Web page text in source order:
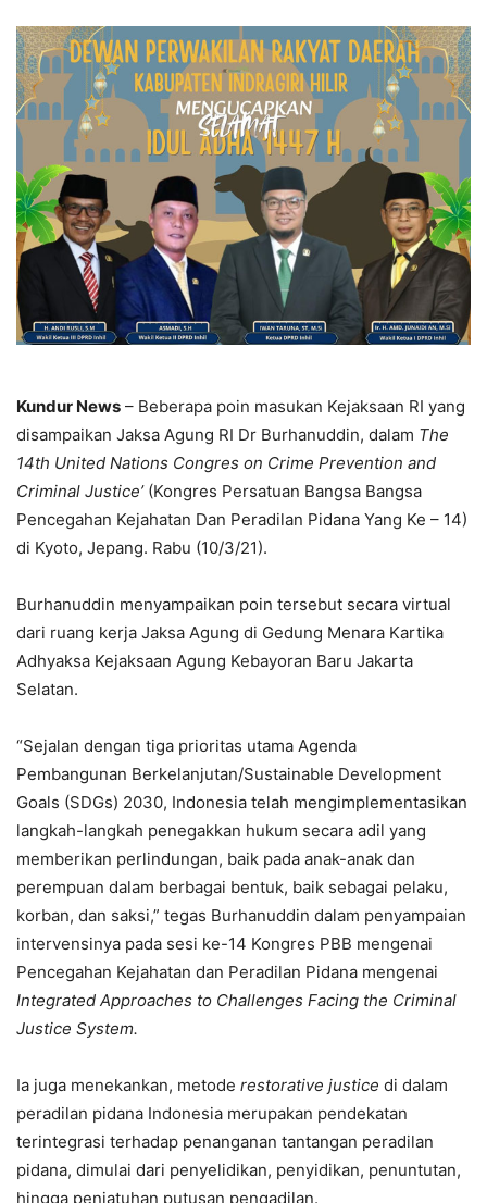
Kundur News – Beberapa poin masukan Kejaksaan RI yang
disampaikan Jaksa Agung RI Dr Burhanuddin, dalam The
14th United Nations Congres on Crime Prevention and
Criminal Justice’(Kongres Persatuan Bangsa Bangsa
Pencegahan Kejahatan Dan Peradilan Pidana Yang Ke – 14)
di Kyoto, Jepang. Rabu (10/3/21).
Burhanuddin menyampaikan poin tersebut secara virtual
dari ruang kerja Jaksa Agung di Gedung Menara Kartika
Adhyaksa Kejaksaan Agung Kebayoran Baru Jakarta
Selatan.
“Sejalan dengan tiga prioritas utama Agenda
Pembangunan Berkelanjutan/Sustainable Development
Goals (SDGs) 2030, Indonesia telah mengimplementasikan
langkah-langkah penegakkan hukum secara adil yang
memberikan perlindungan, baik pada anak-anak dan
perempuan dalam berbagai bentuk, baik sebagai pelaku,
korban, dan saksi,” tegas Burhanuddin dalam penyampaian
intervensinya pada sesi ke-14 Kongres PBB mengenai
Pencegahan Kejahatan dan Peradilan Pidana mengenai
Integrated Approaches to Challenges Facing the Criminal
Justice System.
Ia juga menekankan, metode restorative justice di dalam
peradilan pidana Indonesia merupakan pendekatan
terintegrasi terhadap penanganan tantangan peradilan
pidana, dimulai dari penyelidikan, penyidikan, penuntutan,
hingga penjatuhan putusan pengadilan.